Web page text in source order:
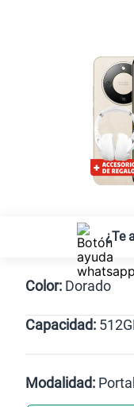
¿Te
Color: Dorado
Capacidad:
512GB
Modalidad: